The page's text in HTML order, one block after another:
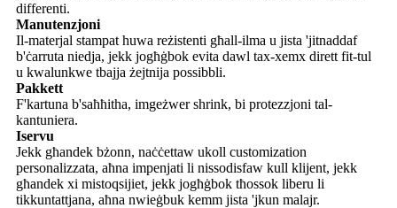
differenti.
Manutenzjoni
Il-materjal stampat huwa reżistenti għall-ilma u jista 'jitnaddaf
b'ċarruta niedja, jekk jogħġbok evita dawl tax-xemx dirett fit-tul
u kwalunkwe tbajja żejtnija possibbli.
Pakkett
F'kartuna b'saħħitha, imgeżwer shrink, bi protezzjoni tal-
kantuniera.
Iservu
Jekk għandek bżonn, naċċettaw ukoll customization
personalizzata, aħna impenjati li nissodisfaw kull klijent, jekk
għandek xi mistoqsijiet, jekk jogħġbok tħossok liberu li
tikkuntattjana, aħna nwieġbuk kemm jista 'jkun malajr.